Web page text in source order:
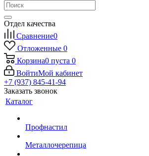
Отдел качества
Сравнение0
Отложенные 0
Корзина0 пуста 0
ВойтиМой кабинет
+7 (937) 845-41-94
Заказать звонок
Каталог
Профнастил
Металлочерепица